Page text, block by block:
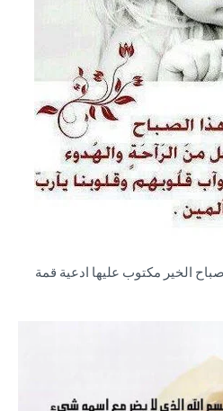
اجمل صور صباح الخير مكتوب عليها ادعية قمة